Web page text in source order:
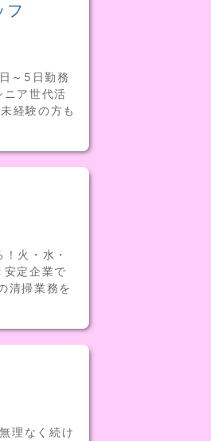
フ
～5日勤務
ア世代活
経験の方も
火・水・
定企業で
清掃業務を
理なく続け